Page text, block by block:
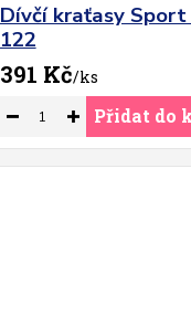
Dívčí kraťasy
122
391 Kč/ks
Přidat do